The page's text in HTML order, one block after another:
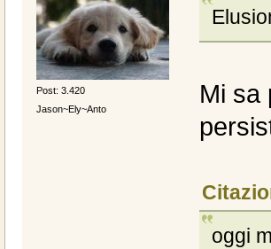
Post: 3.420
Jason~Ely~Anto
Mi sa
oggi